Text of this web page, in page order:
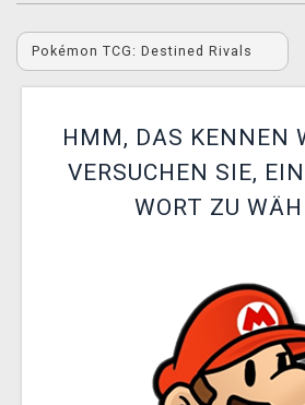
Pokémon TCG: Destined Rivals
HMM, DAS KENNEN
VERSUCHEN SIE,
WORT ZU